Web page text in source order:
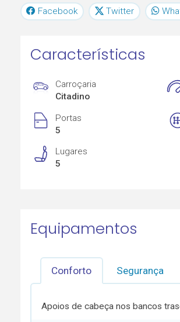
Facebook Twitter
Características
Carroçaria
Citadino
Portas
5
Lugares
5
Equipamentos
Conforto Segurança
Apoios de cabeça nos bancos